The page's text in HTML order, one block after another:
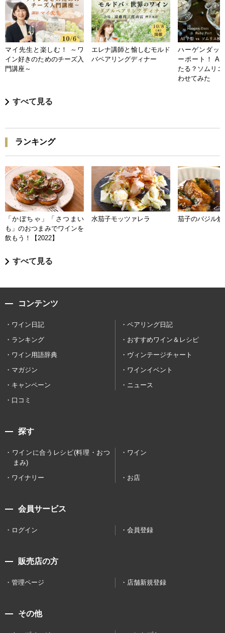
マイ先生と楽しむ！ ～ワ
イン好きのためのチーズ入
門講座～
エレナ講師と愉しむモルド
バペアリングディナー
ハーゲンダッ
ーポート！ AI
たる？ソムリ
わせてみた
すべて見る
ランキング
「かぼちゃ」「さつまい
も」のおつまみでワインを
飲もう！【2022】
水茄子モッツァレラ 茄子のバジル炒
すべて見る
コンテンツ
ワイン日記
ペアリング日記
ランキング
おすすめワイン＆レシピ
ワイン用語辞典
ヴィンテージチャート
マガジン
ワインイベント
キャンペーン
ニュース
口コミ
探す
ワインに合うレシピ(料理・おつ
まみ)
ワイン
ワイナリー お店
会員サービス
ログイン 会員登録
販売店の方
管理ページ 店舗新規登録
その他